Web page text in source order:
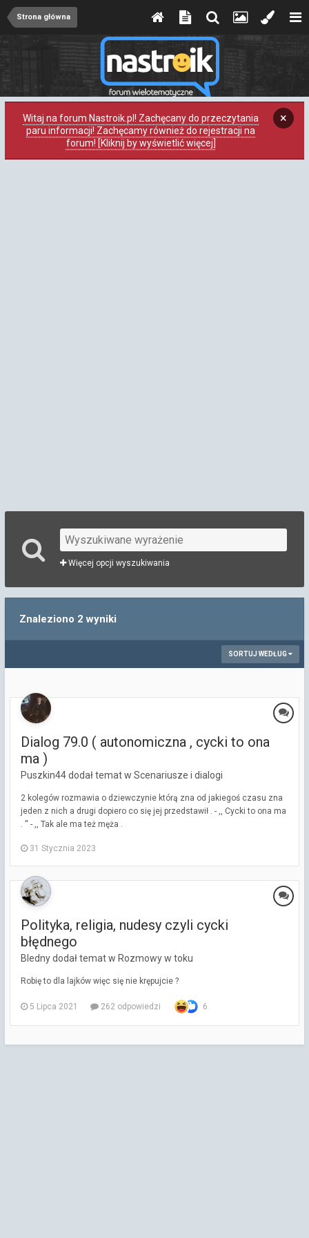
Strona główna
Witaj na forum Nastroik.pl! Zachęcany do przeczytania
paru informacji! Zachęcamy również do rejestracji na
forum! [Kliknij by wyświetlić więcej]
×
Więcej opcji wyszukiwania
Znaleziono 2 wyniki
SORTUJ WEDŁUG
Dialog 79.0 ( autonomiczna , cycki to ona
ma )
Puszkin44 dodał temat w Scenariusze i dialogi
2 kolegów rozmawia o dziewczynie którą zna od jakiegoś czasu zna
jeden z nich a drugi dopiero co się jej przedstawił . - ,, Cycki to ona ma
. '' - ,, Tak ale ma też męża .
31 Stycznia 2023
Polityka, religia, nudesy czyli cycki
błędnego
Bledny dodał temat w Rozmowy w toku
Robię to dla lajków więc się nie krępujcie ?
5 Lipca 2021 262 odpowiedzi 6